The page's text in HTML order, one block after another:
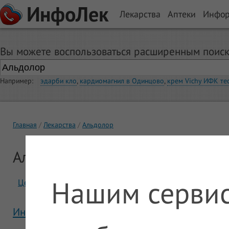
ИнфоЛек Лекарства Аптеки
Вы можете воспользоваться расширенным
Например: эдарби кло, кардиомагнил в Одинцово, крем Vichy ИФК
Главная Лекарства Альдолор
Альдолор
Цены Отзывы
Инструкция Альдолор
Нашим